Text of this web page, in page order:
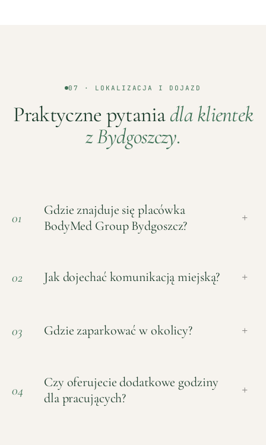
07 · LOKALIZACJA I DOJAZD
Praktyczne pytaniadla klientek
zBydgoszczy.
01
Gdzie znajduje się placówka
BodyMed Group Bydgoszcz?
+
02 Jak dojechać komunikacją miejską? +
03 Gdzie zaparkować w okolicy? +
04
Czy oferujecie dodatkowe godziny
dla pracujących?
+